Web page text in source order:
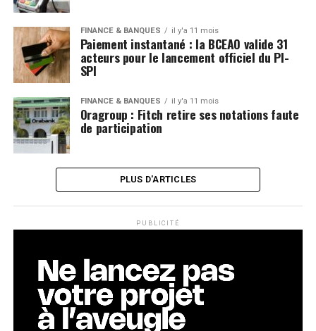
FINANCE & BANQUES il y'a 11 mois
Paiement instantané : la BCEAO valide 31
acteurs pour le lancement officiel du PI-
SPI
FINANCE & BANQUES il y'a 11 mois
Oragroup : Fitch retire ses notations faute
de participation
PLUS D'ARTICLES
PUBLICITÉ